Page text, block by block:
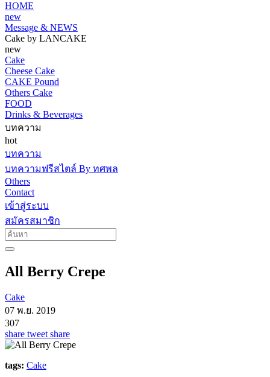
HOME
new
Message & NEWS
Cake by LANCAKE
new
Cake
Cheese Cake
CAKE Pound
Others Cake
FOOD
Drinks & Beverages
บทความ
hot
บทความ
บทความฟรีสไตล์ By ทศพล
Others
Contact
เข้าสู่ระบบ
สมัครสมาชิก
All Berry Crepe
Cake
07 พ.ย. 2019
307
share tweet share
tags: Cake